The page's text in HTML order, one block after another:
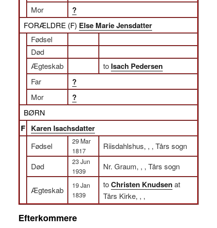
Mor ?
FORÆLDRE (F) Else Marie Jensdatter
Fødsel
Død
Ægteskab
to Isach Pedersen
Far ?
Mor ?
BØRN
F Karen Isachsdatter
Fødsel
29 Mar
1817
Riisdahlshus, , , Tårs sogn
Død
23 Jun
1939
Nr. Graum, , , Tårs sogn
Ægteskab
19 Jan
1839
toChristen Knudsenat
Tårs Kirke, , ,
Efterkommere